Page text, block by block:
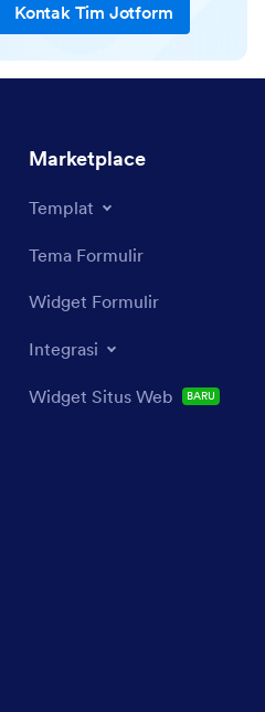
Kontak Tim Jotform
Marketplace
Templat
Tema Formulir
Widget Formulir
Integrasi
Widget Situs Web BARU